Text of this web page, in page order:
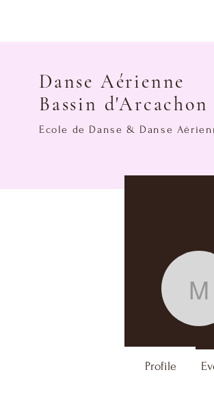
Danse Aérienne
Bassin d'Arcachon
Ecole de Danse & Danse
Profile